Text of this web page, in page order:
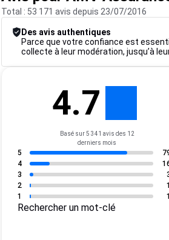
Total : 53 171 avis depuis 23/07/2016
Des avis authentiques
Parce que votre confiance est
collecte à leur modération, jusqu’à
4.7
Basé sur 5 341 avis des 12
derniers mois
5
4
3
2
1
Rechercher un mot-clé